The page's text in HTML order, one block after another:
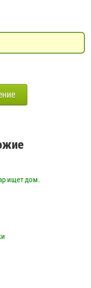
ищет дом.